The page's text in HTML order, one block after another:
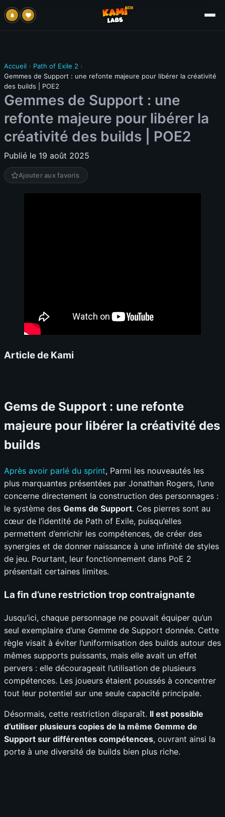
Accueil › Path of Exile 2 ›
Gemmes de Support : une refonte majeure pour libérer la créativité
des builds | POE2
Gemmes de Support : une
refonte majeure pour libérer la
créativité des builds | POE2
Publié le 19 août 2025
Ajouter aux favoris
Article de Kami
Gems de Support : une refonte
majeure pour libérer la créativité des
builds
Après avoir parlé du sprint, Parmi les nouveautés les
plus marquantes présentées par Jonathan Rogers, l’une
concerne directement la construction des personnages :
le système des Gems de Support. Ces pierres sont au
cœur de l’identité de Path of Exile, puisqu’elles
permettent d’enrichir les compétences, de créer des
synergies et de donner naissance à une infinité de styles
de jeu. Pourtant, leur fonctionnement dans PoE 2
présentait certaines limites.
La fin d’une restriction trop contraignante
Jusqu’ici, chaque personnage ne pouvait équiper qu’un
seul exemplaire d’une Gemme de Support donnée. Cette
règle visait à éviter l’uniformisation des builds autour des
mêmes supports puissants, mais elle avait un effet
pervers : elle décourageait l’utilisation de plusieurs
compétences. Les joueurs étaient poussés à concentrer
tout leur potentiel sur une seule capacité principale.
Désormais, cette restriction disparaît. Il est possible
d’utiliser plusieurs copies de la même Gemme de
Support sur différentes compétences, ouvrant ainsi la
porte à une diversité de builds bien plus riche.